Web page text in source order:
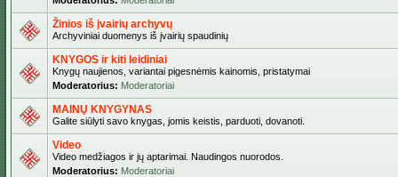
Žinios iš įvairių archyvų
Archyviniai duomenys iš įvairių spaudinių
KNYGOS ir kiti leidiniai
Knygų naujienos, variantai pigesnėmis kainomis, pristatymai
Moderatorius: Moderatoriai
MAINŲ KNYGYNAS
Galite siūlyti savo knygas, jomis keistis, parduoti, dovanoti.
Video
Video medžiagos ir jų aptarimai. Naudingos nuorodos.
Moderatorius: Moderatoriai